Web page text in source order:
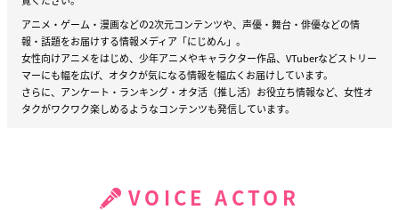
アニメ・ゲーム・漫画などの2次元コンテンツや、声優・舞台・俳優などの情
報・話題をお届けする情報メディア「にじめん」。
女性向けアニメをはじめ、少年アニメやキャラクター作品、VTuberなどストリー
マーにも幅を広げ、オタクが気になる情報を幅広くお届けしています。
さらに、アンケート・ランキング・オタ活（推し活）お役立ち情報など、女性オ
タクがワクワク楽しめるようなコンテンツも発信しています。
VOICE ACTOR